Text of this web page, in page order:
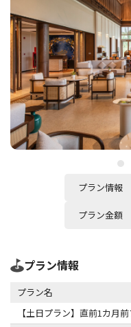
プラン情報
プラン金額
プラン情報
プラン名
【土日プラン】直前1カ月